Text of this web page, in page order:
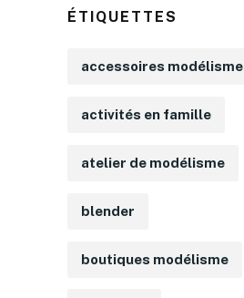
ÉTIQUETTES
accessoires modélisme
activités en famille
atelier de modélisme
blender
boutiques modélisme